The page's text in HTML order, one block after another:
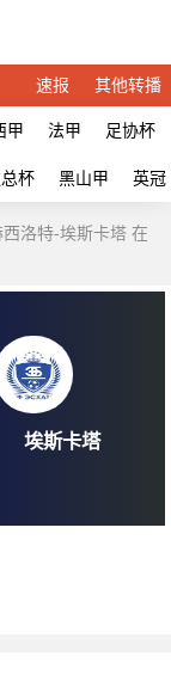
速报 其他转播
甲 法甲 足协杯
杯 黑山甲 英冠
洛特-埃斯卡塔 在